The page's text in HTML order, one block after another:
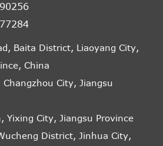
Baita District, Liaoyang City,
China
Changzhou City, Jiangsu
Yixing City, Jiangsu Province
District, Jinhua City,